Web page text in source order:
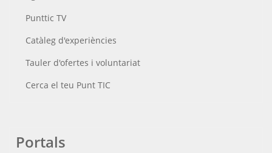
Punttic TV
Catàleg d'experiències
Tauler d'ofertes i voluntariat
Cerca el teu Punt TIC
Portals